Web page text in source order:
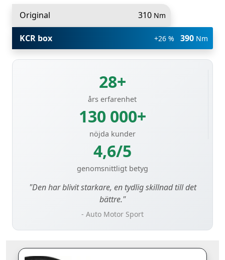
Original 310 Nm
KCR box +26 % 390 Nm
28+
års erfarenhet
130 000+
nöjda kunder
4,6/5
genomsnittligt betyg
"Den har blivit starkare, en tydlig skillnad till det
bättre."
- Auto Motor Sport